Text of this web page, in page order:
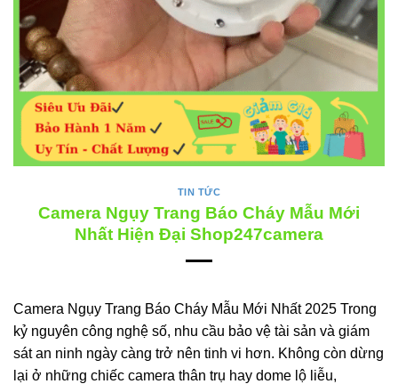
TIN TỨC
Camera Ngụy Trang Báo Cháy Mẫu Mới
Nhất Hiện Đại Shop247camera
Camera Ngụy Trang Báo Cháy Mẫu Mới Nhất 2025 Trong
kỷ nguyên công nghệ số, nhu cầu bảo vệ tài sản và giám
sát an ninh ngày càng trở nên tinh vi hơn. Không còn dừng
lại ở những chiếc camera thân trụ hay dome lộ liễu,